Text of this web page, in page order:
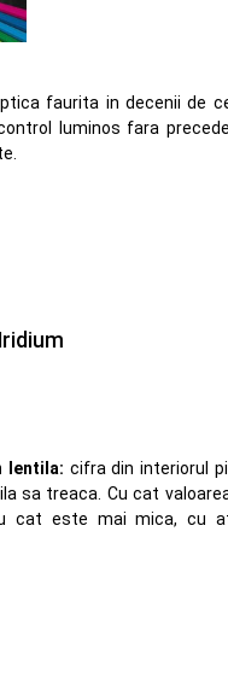
faurita in decenii de
luminos fara
lentila: cifra din interiorul
sa treaca. Cu cat
cat este mai mica, cu